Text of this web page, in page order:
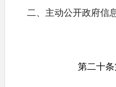
二、主动公开政府信
第二十